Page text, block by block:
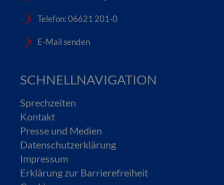
Telefon: 06621 201-0
E-Mail senden
SCHNELLNAVIGATION
Sprechzeiten
Kontakt
Presse und Medien
Datenschutzerklärung
Impressum
Erklärung zur Barrierefreiheit